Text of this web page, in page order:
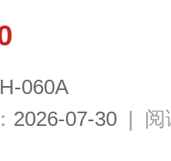
060A
2026-07-30 | 阅